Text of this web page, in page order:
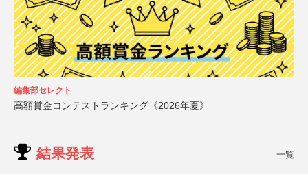
編集部セレクト
高額賞金コンテストランキング《2026年夏》
結果発表 一覧